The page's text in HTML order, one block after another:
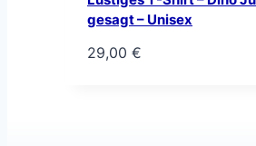
gesagt – Unisex
29,00 €